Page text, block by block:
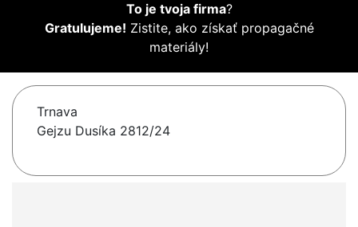
To je tvoja firma?
Gratulujeme! Zistite, ako získať propagačné
materiály!
Trnava
Gejzu Dusíka 2812/24